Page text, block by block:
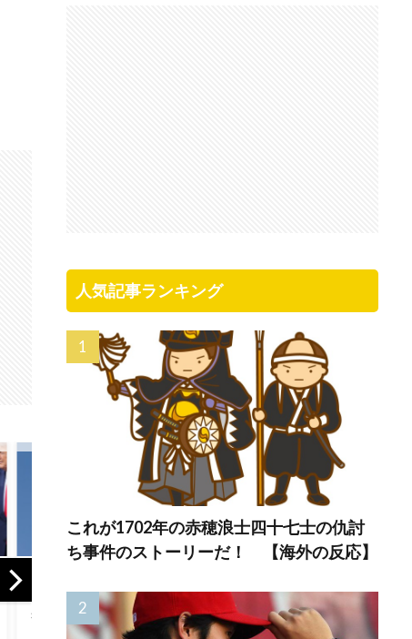
ムスリップしたみ
たいだ…！」日本の
江戸時代の街並み
BABYMETALにハマ
らせたぞ + PA PA
YAを踊る藤平華
驚愕
人気記事ランキング
これが1702年の赤穂浪士四十七士の仇討
ち事件のストーリーだ！ 【海外の反応】